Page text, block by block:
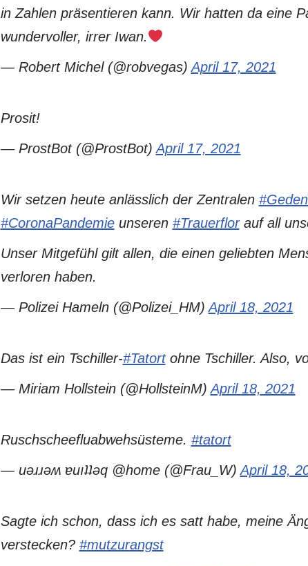
in Zahlen präsentieren kann. Wir hatten da eine
wundervoller, irrer Iwan.
— Robert Michel (@robvegas)April 17, 2021
Prosit!
— ProstBot (@ProstBot)April 17, 2021
Wir setzen heute anlässlich der Zentralen
#CoronaPandemieunseren #Trauerflorauf all
Unser Mitgefühl gilt allen, die einen geliebten
verloren haben.
— Polizei Hameln (@Polizei_HM)April 18, 2021
Das ist ein Tschiller-#Tatortohne Tschiller. Also,
— Miriam Hollstein (@HollsteinM)April 18, 2021
Ruschscheefluabwehsüsteme. #tatort
— uǝɹɹǝʍ ɐuıʇʇǝq @home (@Frau_W)April 18,
Sagte ich schon, dass ich es satt habe, meine
verstecken? #mutzurangst